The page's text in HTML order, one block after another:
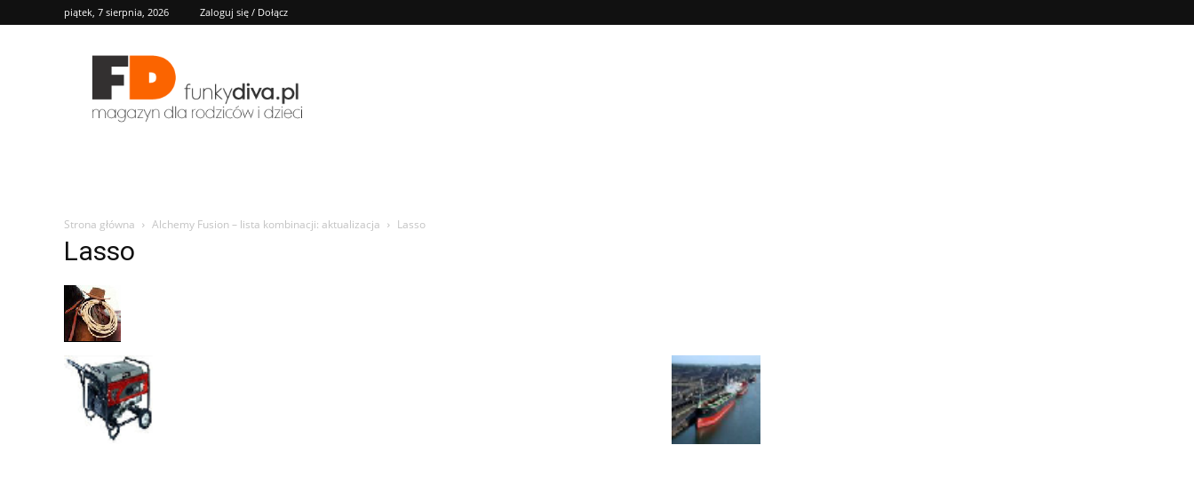
piątek, 7 sierpnia, 2026 Zaloguj się / Dołącz
FD
Strona główna Alchemy Fusion – lista kombinacji: aktualizacja Lasso
Lasso